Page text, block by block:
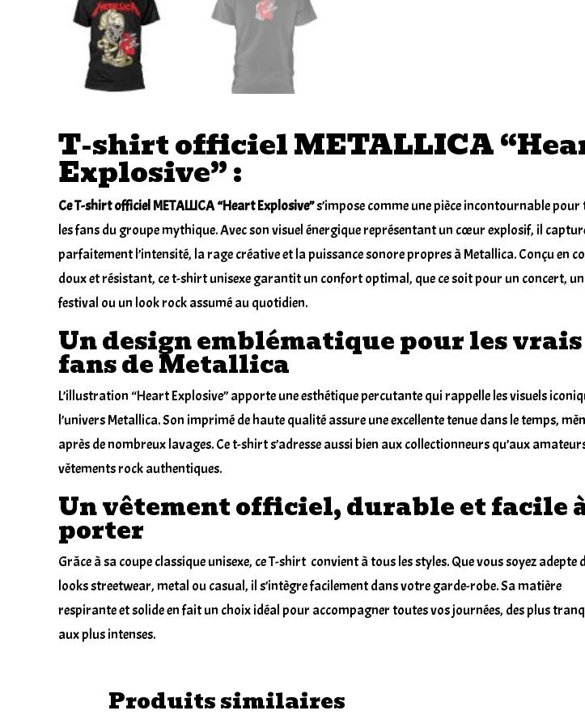
T-shirt officiel METALLICA
Explosive” :
Ce T-shirt officiel METALLICA “Heart Explosive”s’impose comme une pièce incontournable pour
les fans du groupemythique. Avec son visuel énergique représentant un cœur explosif, il
parfaitement l’intensité, la rage créative et la puissance sonore propres à Metallica. Conçu en
doux et résistant, ce t-shirt unisexe garantit un confort optimal, que ce soit pour un concert, un
festival ou un look rock assumé au quotidien.
Un design emblématique pour les vrais
fans de Metallica
L’illustration “Heart Explosive” apporte une esthétique percutante qui rappelle les visuels
l’univers Metallica. Son imprimé de haute qualité assure une excellente tenue dans le temps,
après de nombreux lavages. Ce t-shirt s’adresse aussi bien aux collectionneurs qu’aux
vêtements rock authentiques.
Un vêtement officiel, durable et facile
porter
Grâce à sa coupe classique unisexe, ce T-shirt convient à tous les styles. Que vous soyez adepte
looks streetwear, metal ou casual, il s’intègre facilement dans votre garde-robe. Sa matière
respirante et solide en fait un choix idéal pour accompagner toutes vos journées, des plus
aux plus intenses.
Produits similaires